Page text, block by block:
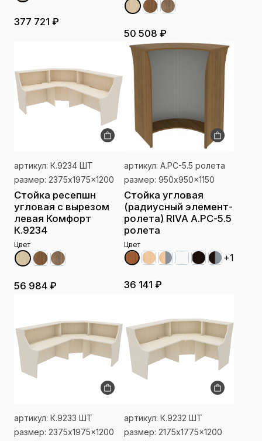
377 721 ₽
50 508 ₽
артикул: К.9234 ШТ
размер: 2375x1975x1200
Стойка ресепшн
угловая с вырезом
левая Комфорт
К.9234
Цвет
56 984 ₽
артикул: А.РС-5.5 ролета
размер: 950x950x1150
Стойка угловая
(радиусный элемент-
ролета) RIVA А.РС-5.5
ролета
Цвет
+1
36 141 ₽
артикул: К.9233 ШТ
размер: 2375x1975x1200
артикул: К.9232 ШТ
размер: 2175x1775x1200